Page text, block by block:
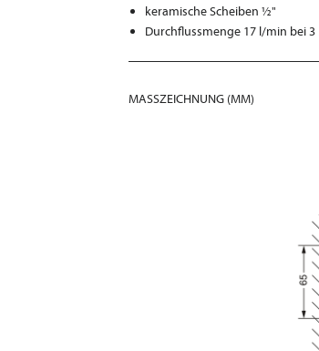
keramische Scheiben ½"
Durchflussmenge 17 l/min bei 3
MASSZEICHNUNG (MM)